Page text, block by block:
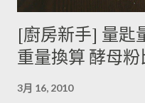
木不子誤解《食物與廚藝
意義，請大家掠過這段說法
較容易發黑，但是目前還找
淨蒸熟，接著再依據料理需
[廚房新手] 量匙
重量換算 酵母粉
3月 16, 2010